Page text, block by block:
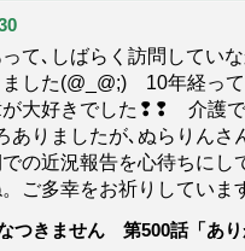
て､しばらく訪問してい
した(@_@;) 10年経っ
が大好きでした❢❢ 介護で
ありましたが､ぬらりん
の近況報告を心待ちにし
。ご多幸をお祈りしてい
つきません 第500話「あり